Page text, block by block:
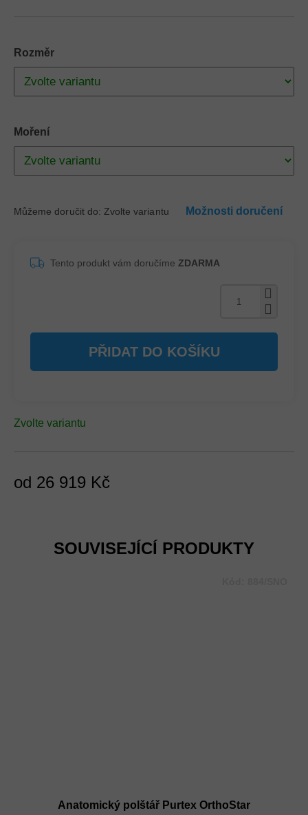
od 26 919 Kč
Zvolte variantu
Rozměr
Moření
Můžeme doručit do: Zvolte variantu Možnosti doručení
PŘIDAT DO KOŠÍKU
Tento produkt vám doručíme ZDARMA
SOUVISEJÍCÍ PRODUKTY
Anatomický polštář Purtex OrthoStar